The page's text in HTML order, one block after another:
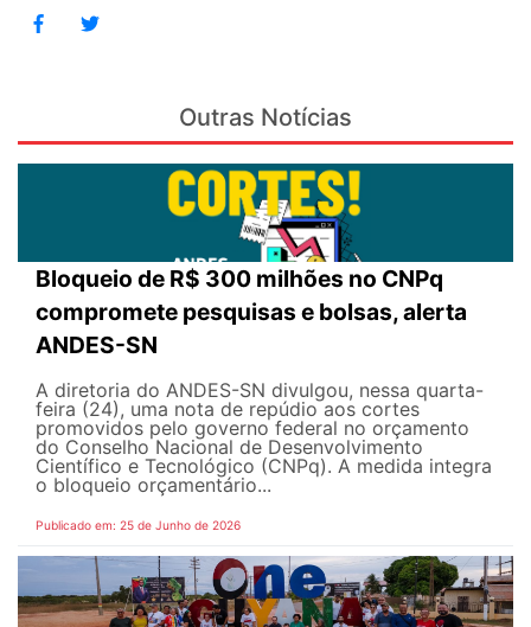
Outras Notícias
Bloqueio de R$ 300 milhões no CNPq
compromete pesquisas e bolsas, alerta
ANDES-SN
A diretoria do ANDES-SN divulgou, nessa quarta-
feira (24), uma nota de repúdio aos cortes
promovidos pelo governo federal no orçamento
do Conselho Nacional de Desenvolvimento
Científico e Tecnológico (CNPq). A medida integra
o bloqueio orçamentário...
Publicado em: 25 de Junho de 2026